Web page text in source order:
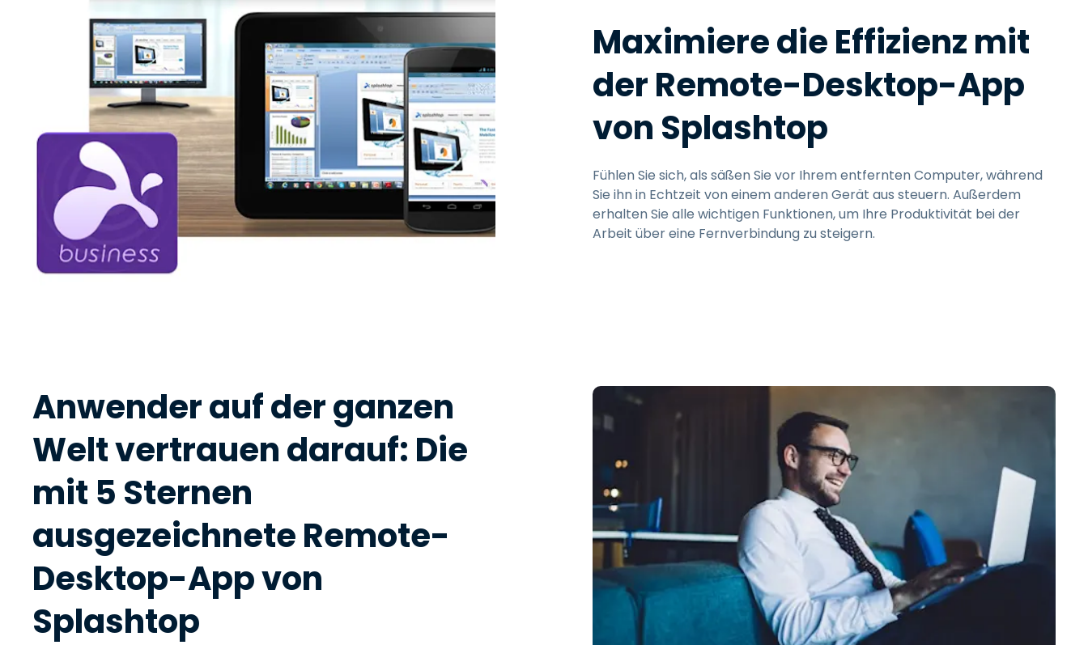
Maximiere die Effizienz mit
der Remote-Desktop-App
von Splashtop
Fühlen Sie sich, als säßen Sie vor Ihrem entfernten Computer, während
Sie ihn in Echtzeit von einem anderen Gerät aus steuern. Außerdem
erhalten Sie alle wichtigen Funktionen, um Ihre Produktivität bei der
Arbeit über eine Fernverbindung zu steigern.
Anwender auf der ganzen
Welt vertrauen darauf: Die
mit 5 Sternen
ausgezeichnete Remote-
Desktop-App von
Splashtop